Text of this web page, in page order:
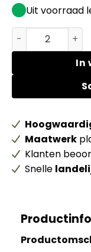
Uit voorraad
Unilin Clicwall
In
Maatwerk
Klanten
Snelle